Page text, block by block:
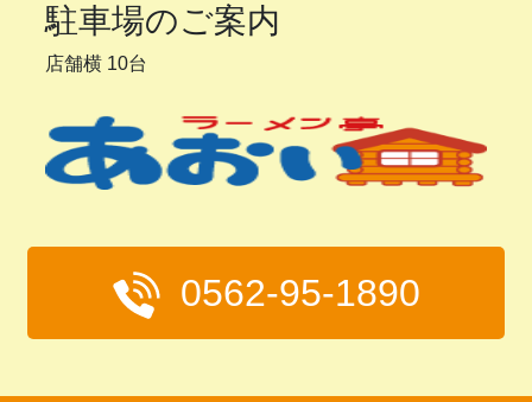
駐車場のご案内
店舗横 10台
0562-95-1890